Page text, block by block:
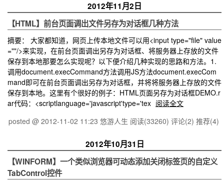
2012年11月2日
【HTML】前台页面调出文件另存为对话框几种方法
摘要： 大家都知道，网页上传本地文件可以用<input type="file" value
=""/>来实现，在前台页面调出另存为对话框、将服务器上存放的文件
保存到本地那要怎么实现呢？以下便介绍几种实现的思路和方法。1.
调用document.execCommand方法调用JS方法document.execCom
mand即可在前台页面调出另存为对话框，并将将服务器上存放的文件
保存到本地。这里有个很好的例子：HTML页面另存为对话框DEMO.r
ar代码：<scriptlanguage='javascript'type='tex 阅读全文
posted @ 2012-11-02 11:23 悠游人生 阅读(33260) 评论(2) 推荐(4)
2012年10月31日
【WINFORM】一个类似浏览器可动态添加关闭标签页的自定义
TabControl控件